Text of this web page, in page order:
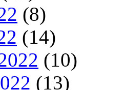
(8)
(14)
(10)
(13)